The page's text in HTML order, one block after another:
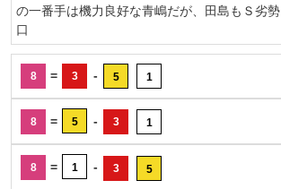
の一番手は機力良好な青嶋だが、田島もＳ劣勢
口
8 = 3 - 5 1
8 = 5 - 3 1
8 = 1 - 3 5